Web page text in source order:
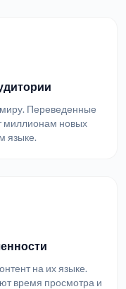
Переведенные
миллионам новых
языке.
на их языке.
время просмотра и